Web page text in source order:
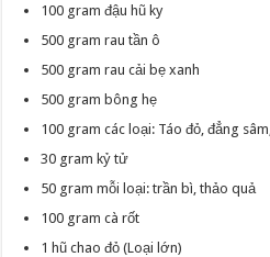
100 gram đậu hũ ky
500 gram rau tần ô
500 gram rau cải bẹ xanh
500 gram bông hẹ
100 gram các loại: Táo đỏ, đẳng
30 gram kỷ tử
50 gram mỗi loại: trần bì, thảo quả
100 gram cà rốt
1 hũ chao đỏ (Loại lớn)